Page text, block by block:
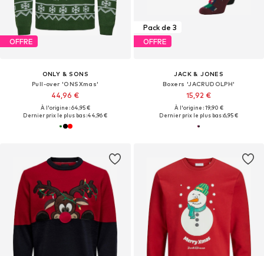
OFFRE
ONLY & SONS
Pull-over 'ONSXmas'
44,96 €
À l'origine : 64,95 €
Dernier prix le plus bas :44,96 €
Pack de 3
OFFRE
JACK & JONES
Boxers 'JACRUDOLPH'
15,92 €
À l'origine : 19,90 €
Dernier prix le plus bas :6,95 €